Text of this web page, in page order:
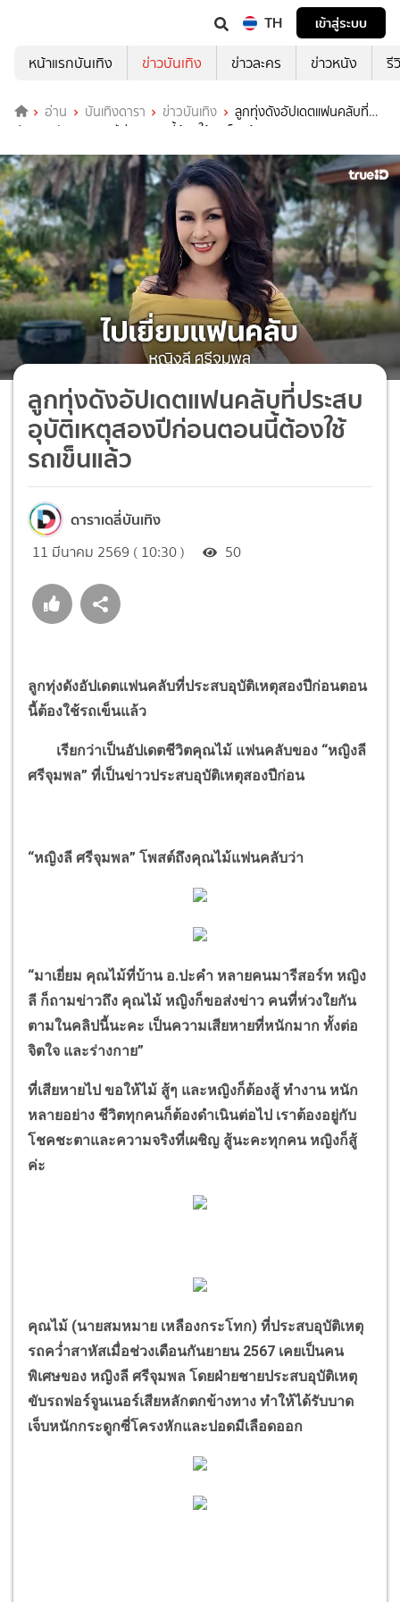
TH
เข้าสู่ระบบ
หน้าแรกบันเทิง
ข่าวบันเทิง ข่าวละคร ข่าวหนัง รี
อ่าน บันเทิงดารา ข่าวบันเทิง
ลูกทุ่งดังอัปเดตแฟนคลับที่
ประสบอุบัติเหตุสองปีก่อนตอนนี้ต้องใช้รถเข็นแล้ว
ลูกทุ่งดังอัปเดตแฟนคลับที่ประสบ
อุบัติเหตุสองปีก่อนตอนนี้ต้องใช้
รถเข็นแล้ว
ดาราเดลี่บันเทิง
11 มีนาคม 2569 ( 10:30 ) 50
ลูกทุ่งดังอัปเดตแฟนคลับที่ประสบอุบัติเหตุสองปีก่อนตอน
นี้ต้องใช้รถเข็นแล้ว
เรียกว่าเป็นอัปเดตชีวิตคุณไม้ แฟนคลับของ “หญิงลี
ศรีจุมพล” ที่เป็นข่าวประสบอุบัติเหตุสองปีก่อน
“หญิงลี ศรีจุมพล” โพสต์ถึงคุณไม้แฟนคลับว่า
“มาเยี่ยม คุณไม้ที่บ้าน อ.ปะคำ หลายคนมารีสอร์ท หญิง
ลี ก็ถามข่าวถึง คุณไม้ หญิงก็ขอส่งข่าว คนที่ห่วงใยกัน
ตามในคลิปนี้นะคะ เป็นความเสียหายที่หนักมาก ทั้งต่อ
จิตใจ และร่างกาย”
ที่เสียหายไป ขอให้ไม้ สู้ๆ และหญิงก็ต้องสู้ ทำงาน หนัก
หลายอย่าง ชีวิตทุกคนก็ต้องดำเนินต่อไป เราต้องอยู่กับ
โชคชะตาและความจริงที่เผชิญ สู้นะคะทุกคน หญิงก็สู้
ค่ะ
คุณไม้ (นายสมหมาย เหลืองกระโทก) ที่ประสบอุบัติเหตุ
รถคว่ำสาหัสเมื่อช่วงเดือนกันยายน 2567 เคยเป็นคน
พิเศษของ หญิงลี ศรีจุมพล โดยฝ่ายชายประสบอุบัติเหตุ
ขับรถฟอร์จูนเนอร์เสียหลักตกข้างทาง ทำให้ได้รับบาด
เจ็บหนักกระดูกซี่โครงหักและปอดมีเลือดออก